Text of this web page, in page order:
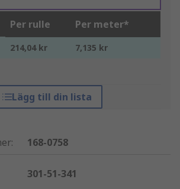
Per rulle Per meter*
214,04 kr 7,135 kr
Lägg till din lista
:
168-0758
301-51-341